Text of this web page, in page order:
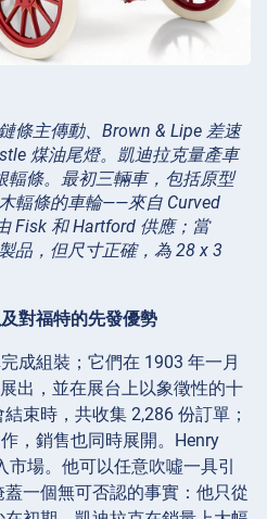
條主傳動、Brown & Lipe 差速
煤油尾燈。凱迪拉克量產車
輻條。最初三輛車，包括原型
輻條的車輪——來自 Curved
Fisk 和 Hartford 供應；當
品，但尺寸正確，為 28 x 3
對福特的先發優勢
成組裝；它們在 1903 年一月
出，並在展台上以象徵性的十
束時，共收集 2,286 份訂單；
，銷售也同時展開。Henry
市場。他可以任意吹噓一具引
一個無可否認的事實：他只從